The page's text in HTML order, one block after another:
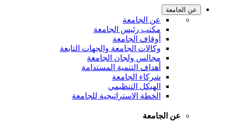
عن الجامعة
عن الجامعة
مكتب رئيس الجامعة
أوقاف الجامعة
وكالات الجامعة والجهات التابعة
مجالس ولجان الجامعة
أهداف التنمية المستدامة
شركاء الجامعة
الهيكل التنظيمي
الخطة الاستراتيجية للجامعة
عن الجامعة